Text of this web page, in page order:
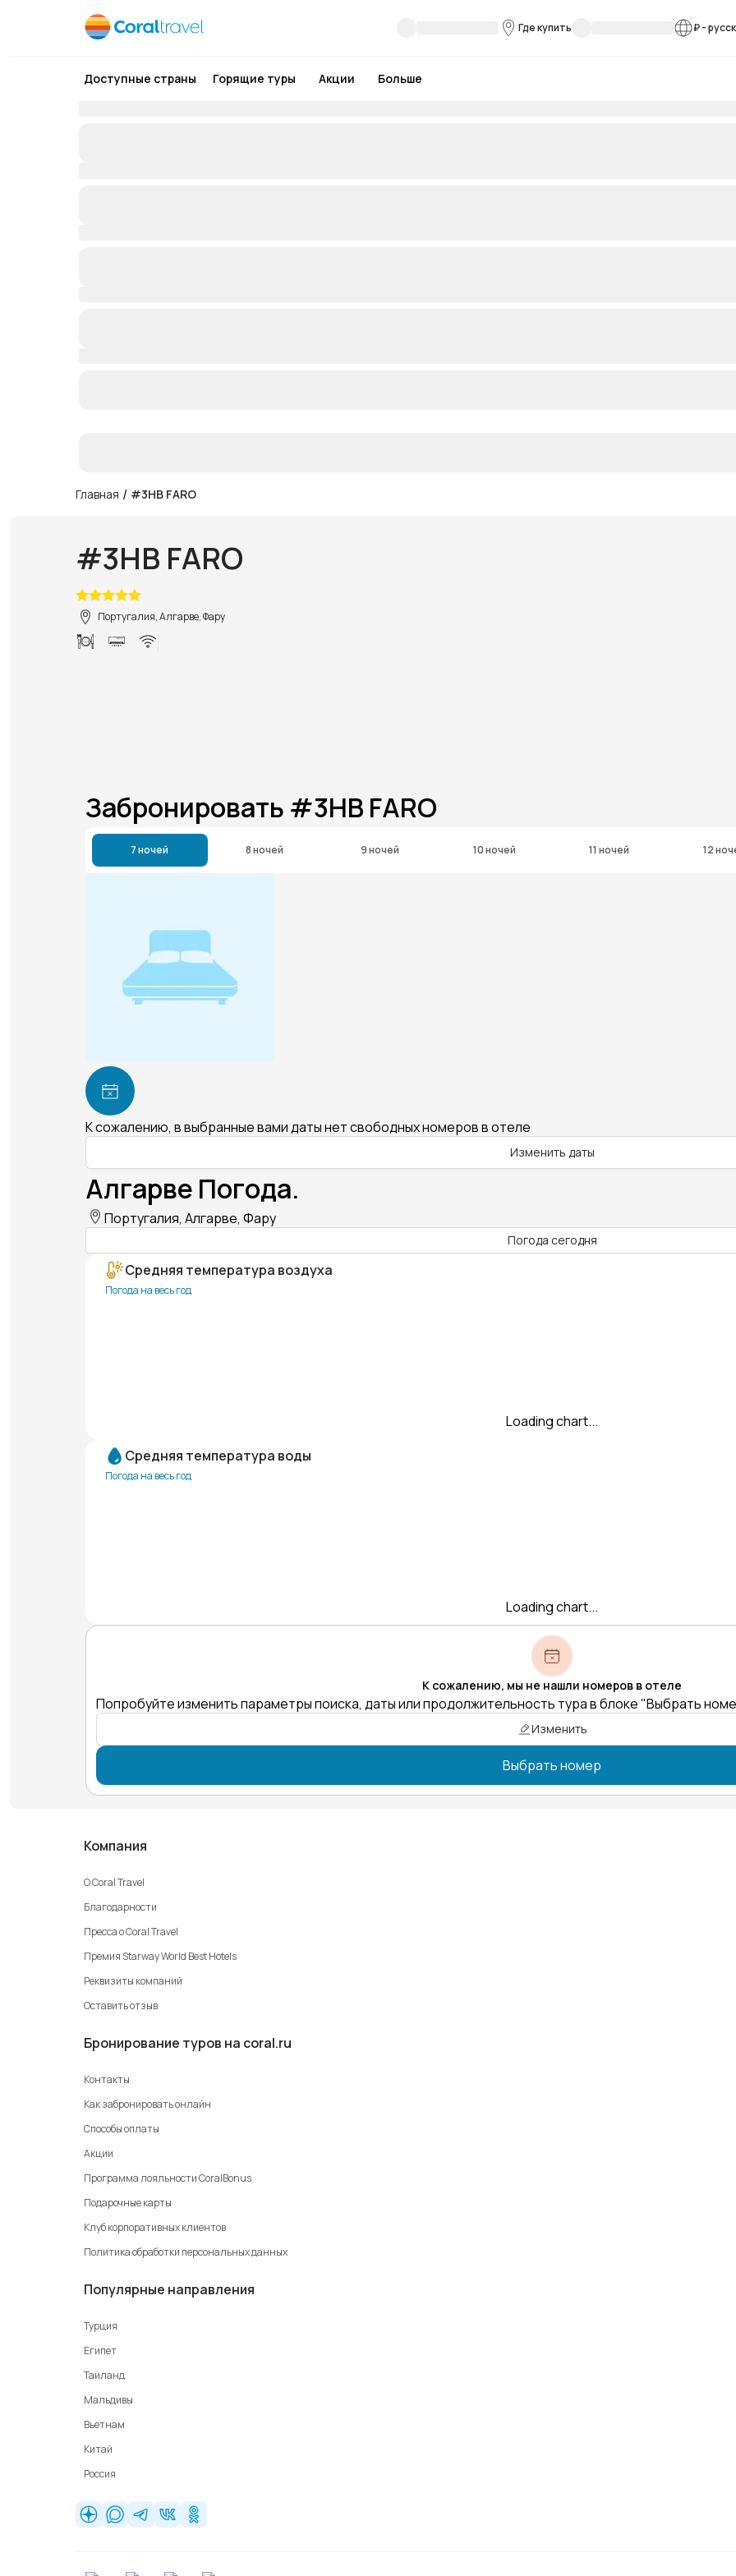
Где купить ₽-
Доступные страны Горящие туры Акции Больше
Главная / #3HB FARO
#3HB FARO
Португалия, Алгарве, Фару
Забронировать #3HB FARO
7 ночей 8 ночей 9 ночей 10 ночей 11 ночей 12
К сожалению, в выбранные вами даты нет свободных номеров в отеле
Изменить даты
Алгарве Погода.
Португалия, Алгарве, Фару
Погода сегодня
Средняя температура воздуха
Погода на весь год
Loading chart...
Средняя температура воды
Погода на весь год
Loading chart...
К сожалению, мы не нашли номеров в отеле
Попробуйте изменить параметры поиска, даты или продолжительность тура в блоке "Выбрать
Изменить
Выбрать номер
Компания
О Coral Travel
Благодарности
Пресса о Coral Travel
Премия Starway World Best Hotels
Реквизиты компаний
Оставить отзыв
Бронирование туров на coral.ru
Контакты
Как забронировать онлайн
Способы оплаты
Акции
Программа лояльности CoralBonus
Подарочные карты
Клуб корпоративных клиентов
Политика обработки персональных данных
Популярные направления
Турция
Египет
Таиланд
Мальдивы
Вьетнам
Китай
Россия